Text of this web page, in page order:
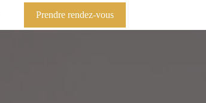
Prendre rendez-vous